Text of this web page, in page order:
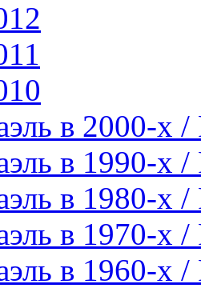
в 2000-х /
в 1990-х /
в 1980-х /
в 1970-х /
в 1960-х /